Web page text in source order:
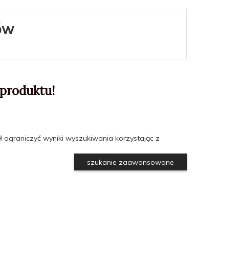
wyniki wyszukiwania korzystając z
szukanie zaawansowane